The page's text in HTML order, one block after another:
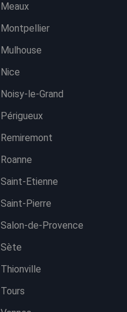
Meaux
Montpellier
Mulhouse
Nice
Noisy-le-Grand
Périgueux
Remiremont
Roanne
Saint-Etienne
Saint-Pierre
Salon-de-Provence
Sète
Thionville
Tours